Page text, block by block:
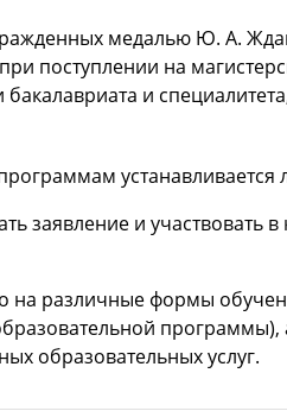
медалью Ю. А.
поступлении на
и
и участвовать в
на различные формы
образовательных услуг.